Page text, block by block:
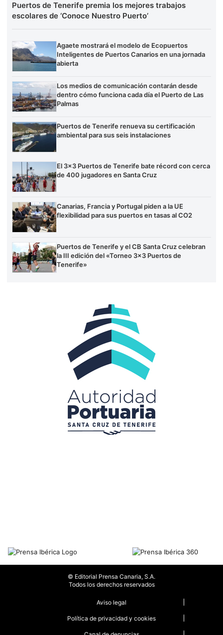
Puertos de Tenerife premia los mejores trabajos
escolares de ‘Conoce Nuestro Puerto’
Agaete mostrará el modelo de Ecopuertos
Inteligentes de Puertos Canarios en una jornada
abierta
Los medios de comunicación contarán desde
dentro cómo funciona cada día el Puerto de Las
Palmas
Puertos de Tenerife renueva su certificación
ambiental para sus seis instalaciones
El 3×3 Puertos de Tenerife bate récord con cerca
de 400 jugadores en Santa Cruz
Canarias, Francia y Portugal piden a la UE
flexibilidad para sus puertos en tasas al CO2
Puertos de Tenerife y el CB Santa Cruz celebran
la III edición del «Torneo 3×3 Puertos de
Tenerife»
© Editorial Prensa Canaria, S.A.
Todos los derechos reservados
Aviso legal
Política de privacidad y cookies